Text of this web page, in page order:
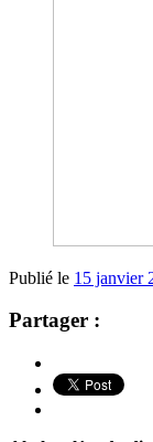
Publié le 15 janvier
Partager :